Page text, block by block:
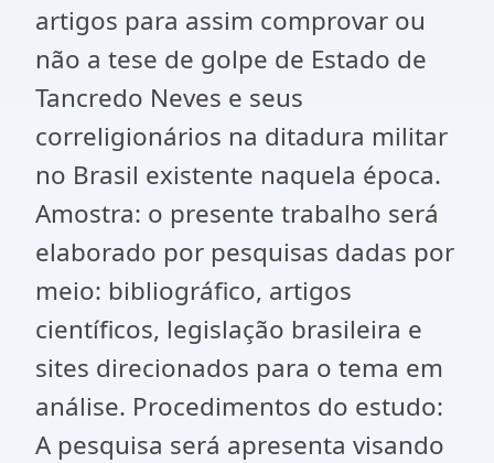
artigos para assim comprovar ou
não a tese de golpe de Estado de
Tancredo Neves e seus
correligionários na ditadura militar
no Brasil existente naquela época.
Amostra: o presente trabalho será
elaborado por pesquisas dadas por
meio: bibliográfico, artigos
científicos, legislação brasileira e
sites direcionados para o tema em
análise. Procedimentos do estudo:
A pesquisa será apresenta visando